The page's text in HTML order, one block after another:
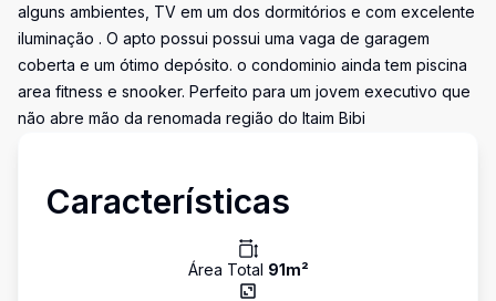
alguns ambientes, TV em um dos dormitórios e com excelente
iluminação . O apto possui possui uma vaga de garagem
coberta e um ótimo depósito. o condominio ainda tem piscina
area fitness e snooker. Perfeito para um jovem executivo que
não abre mão da renomada região do Itaim Bibi
Características
Área Total 91m²